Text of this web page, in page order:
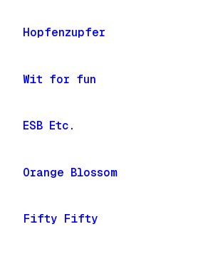
Hopfenzupfer
Wit for fun
ESB Etc.
Orange Blossom
Fifty Fifty